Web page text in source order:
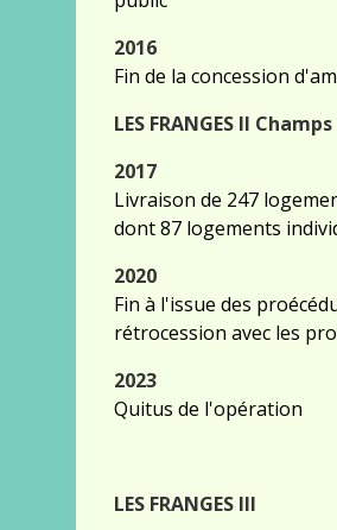
2016
Fin de la concession
LES FRANGES II
2017
Livraison de 247
dont 87 logements
2020
Fin à l'issue des
rétrocession avec les
2023
Quitus de l'opération
LES FRANGES III